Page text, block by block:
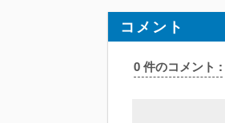
コメント
0 件のコメント :